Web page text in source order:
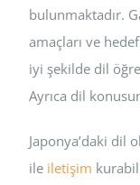
bulunmaktadır.
amaçları ve
iyi şekilde dil
Ayrıca dil
Japonya’daki dil
ile iletişim